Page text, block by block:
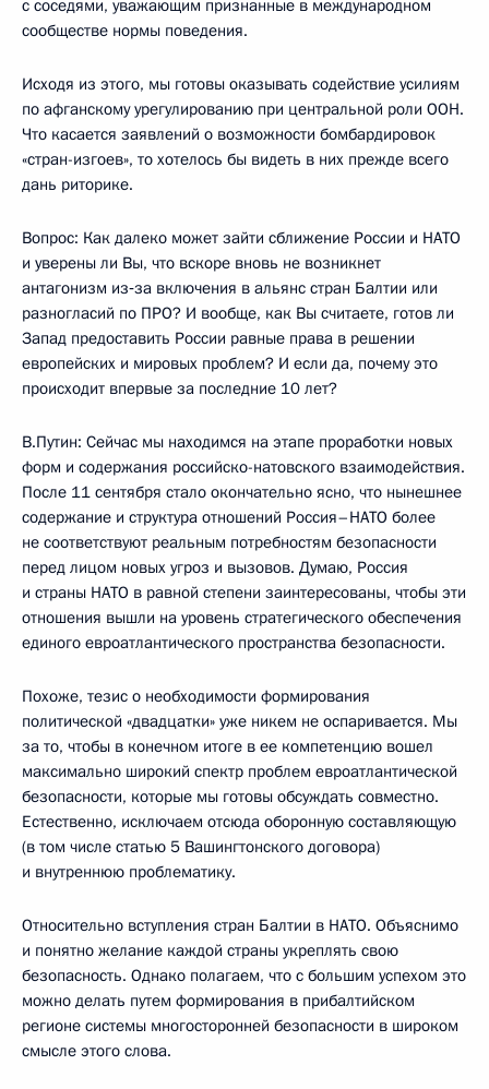
с соседями, уважающим признанные в международном
сообществе нормы поведения.
Исходя из этого, мы готовы оказывать содействие усилиям
по афганскому урегулированию при центральной роли ООН.
Что касается заявлений о возможности бомбардировок
«стран-изгоев», то хотелось бы видеть в них прежде всего
дань риторике.
Вопрос: Как далеко может зайти сближение России и НАТО
и уверены ли Вы, что вскоре вновь не возникнет
антагонизм из‑за включения в альянс стран Балтии или
разногласий по ПРО? И вообще, как Вы считаете, готов ли
Запад предоставить России равные права в решении
европейских и мировых проблем? И если да, почему это
происходит впервые за последние 10 лет?
В.Путин: Сейчас мы находимся на этапе проработки новых
форм и содержания российско-натовского взаимодействия.
После 11 сентября стало окончательно ясно, что нынешнее
содержание и структура отношений Россия–НАТО более
не соответствуют реальным потребностям безопасности
перед лицом новых угроз и вызовов. Думаю, Россия
и страны НАТО в равной степени заинтересованы, чтобы эти
отношения вышли на уровень стратегического обеспечения
единого евроатлантического пространства безопасности.
Похоже, тезис о необходимости формирования
политической «двадцатки» уже никем не оспаривается. Мы
за то, чтобы в конечном итоге в ее компетенцию вошел
максимально широкий спектр проблем евроатлантической
безопасности, которые мы готовы обсуждать совместно.
Естественно, исключаем отсюда оборонную составляющую
(в том числе статью 5 Вашингтонского договора)
и внутреннюю проблематику.
Относительно вступления стран Балтии в НАТО. Объяснимо
и понятно желание каждой страны укреплять свою
безопасность. Однако полагаем, что с большим успехом это
можно делать путем формирования в прибалтийском
регионе системы многосторонней безопасности в широком
смысле этого слова.